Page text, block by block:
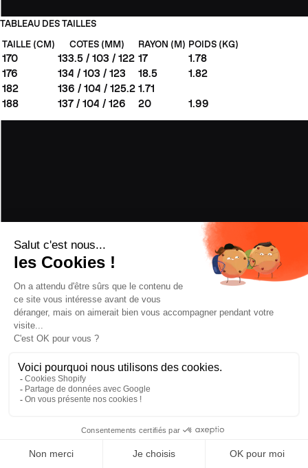
TABLEAU DES TAILLES
TAILLE (CM)
COTES (MM) RAYON (M) POIDS (KG)
170 133.5 / 103 / 122 17
1.78
176
134 / 103 / 123 18.5
1.82
182
136 / 104 / 125.2 1.71
188
137 / 104 / 126 20 1.99